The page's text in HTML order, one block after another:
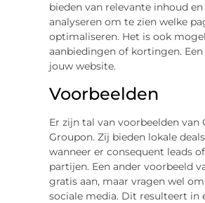
bieden van relevante inhoud
analyseren om te zien welke
optimaliseren. Het is ook
aanbiedingen of kortingen.
jouw website.
Voorbeelden
Er zijn tal van voorbeelden van
Groupon. Zij bieden lokale
wanneer er consequent leads
partijen. Een ander voorbeeld
gratis aan, maar vragen wel
sociale media. Dit resulteert in